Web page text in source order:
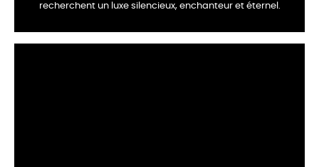
recherchent un luxe silencieux, enchanteur et éternel.